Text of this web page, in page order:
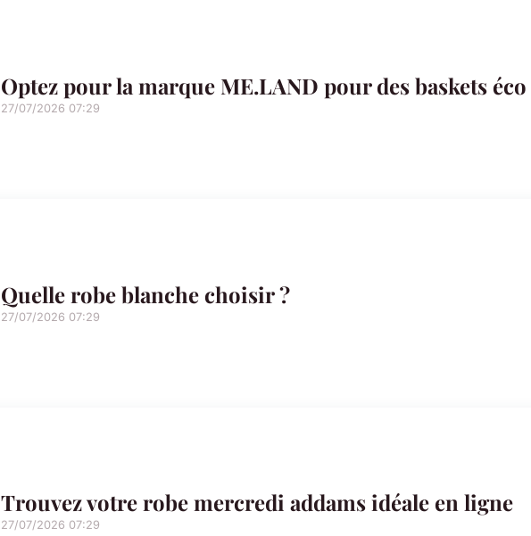
Optez pour la marque ME.LAND pour des baskets
27/07/2026 07:29
Quelle robe blanche choisir ?
27/07/2026 07:29
Trouvez votre robe mercredi addams idéale en ligne
27/07/2026 07:29